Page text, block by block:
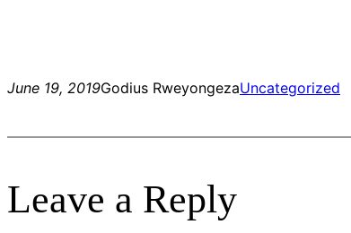
June 19, 2019Godius RweyongezaUncategorized
Leave a Reply